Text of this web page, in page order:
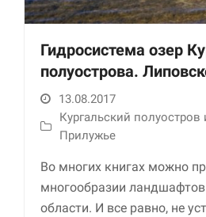
Гидросистема озер
полуострова.
13.08.2017
Кургальский
Прилужье
Во многих книгах можно
многообразии
области. И все равно, не